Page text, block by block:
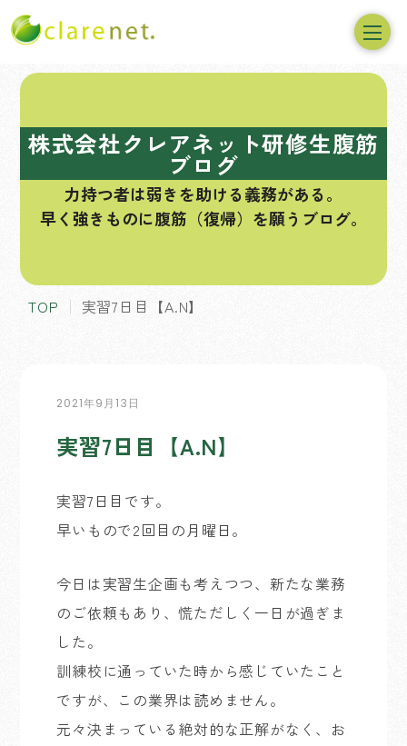
株式会社クレアネット研修生腹筋
ブログ
力持つ者は弱きを助ける義務がある。
早く強きものに腹筋（復帰）を願うブログ。
TOP 実習7日目【A.N】
2021年9月13日
実習7日目【A.N】
実習7日目です。
早いもので2回目の月曜日。
今日は実習生企画も考えつつ、新たな業務
のご依頼もあり、慌ただしく一日が過ぎま
した。
訓練校に通っていた時から感じていたこと
ですが、この業界は読めません。
元々決まっている絶対的な正解がなく、お